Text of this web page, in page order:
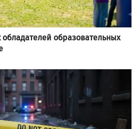
образовательных